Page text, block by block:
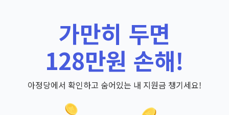
가만히 두면
128만원 손해!
아정당에서 확인하고 숨어있는 내 지원금 챙기세요!